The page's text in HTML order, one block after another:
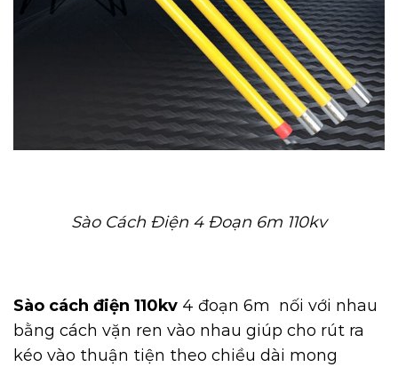
Sào Cách Điện 4 Đoạn 6m 110kv
Sào cách điện 110kv 4 đoạn 6m nối với nhau
bằng cách vặn ren vào nhau giúp cho rút ra
kéo vào thuận tiện theo chiều dài mong